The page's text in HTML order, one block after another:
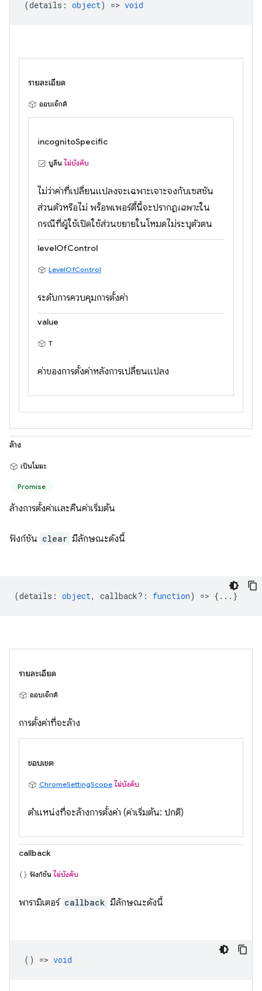
(details : object) => void
รายละเอียด
ออบเจ็กต์
incognitoSpecific
บูลีน ไม่บังคับ
ไม่ว่าค่าที่เปลี่ยนแปลงจะเฉพาะเจาะจงกับเซสชัน
ส่วนตัวหรือไม่ พร็อพเพอร์ตี้นี้จะปรากฏเฉพาะใน
กรณีที่ผู้ใช้เปิดใช้ส่วนขยายในโหมดไม่ระบุตัวตน
levelOfControl
LevelOfControl
ระดับการควบคุมการตั้งค่า
value
T
ค่าของการตั้งค่าหลังการเปลี่ยนแปลง
ล้าง
เป็นโมฆะ
Promise
ล้างการตั้งค่าและคืนค่าเริ่มต้น
ฟังก์ชัน clear มีลักษณะดังนี้
(details : object, callback? : function) => {...}
รายละเอียด
ออบเจ็กต์
การตั้งค่าที่จะล้าง
ขอบเขต
ChromeSettingScope ไม่บังคับ
ตำแหน่งที่จะล้างการตั้งค่า (ค่าเริ่มต้น: ปกติ)
callback
ฟังก์ชัน ไม่บังคับ
พารามิเตอร์ callback มีลักษณะดังนี้
() => void